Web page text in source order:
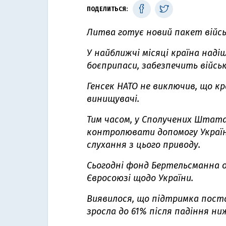
ПОДЕЛИТЬСЯ:
Литва готує новий пакет
У найближчі місяці країна
боєприпаси, забезпечить
Генсек НАТО не виключив, що
винищувачі.
Тим часом, у Сполучених
контролювати допомогу
слухання з цього приводу.
Сьогодні фонд Бертельсманна
Євросоюзі щодо України.
Виявилося, що підтримка
зросла до 61% після падіння